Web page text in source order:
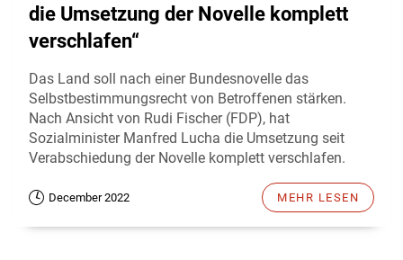
die Umsetzung der Novelle komplett
verschlafen“
Das Land soll nach einer Bundesnovelle das
Selbstbestimmungsrecht von Betroffenen stärken.
Nach Ansicht von Rudi Fischer (FDP), hat
Sozialminister Manfred Lucha die Umsetzung seit
Verabschiedung der Novelle komplett verschlafen.
December 2022 MEHR LESEN